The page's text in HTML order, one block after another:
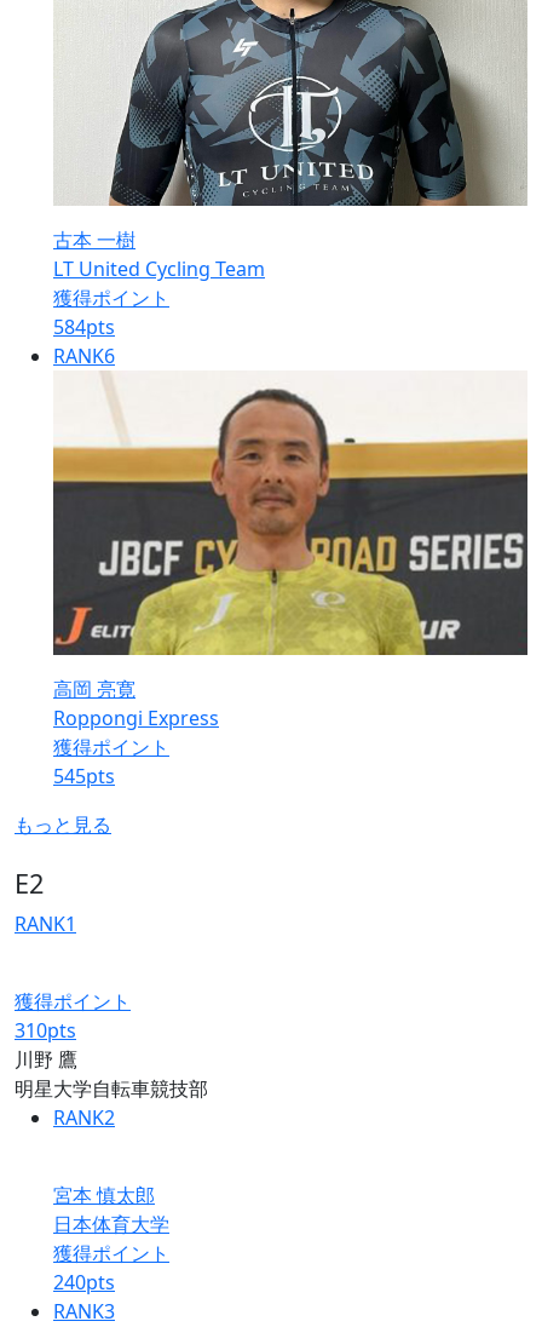
古本 一樹
LT United Cycling Team
獲得ポイント
584pts
RANK6
高岡 亮寛
Roppongi Express
獲得ポイント
545pts
もっと見る
E2
RANK1
獲得ポイント
310pts
川野 鷹
明星大学自転車競技部
RANK2
宮本 慎太郎
日本体育大学
獲得ポイント
240pts
RANK3